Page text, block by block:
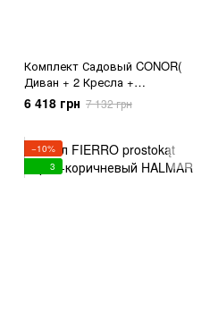
Комплект Садовый CONOR(
Диван + 2 Кресла +
Журнальный Столик) Темно
Серый/Светло Серый HALMAR
6 418 грн 7 132 грн
−10%
3